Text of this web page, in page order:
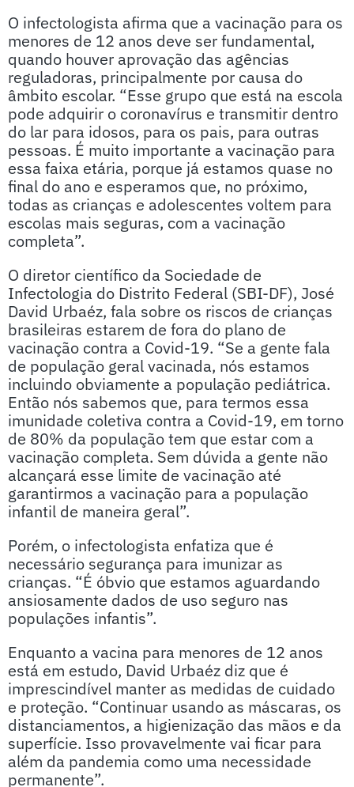
O infectologista afirma que a vacinação para os
menores de 12 anos deve ser fundamental,
quando houver aprovação das agências
reguladoras, principalmente por causa do
âmbito escolar. “Esse grupo que está na escola
pode adquirir o coronavírus e transmitir dentro
do lar para idosos, para os pais, para outras
pessoas. É muito importante a vacinação para
essa faixa etária, porque já estamos quase no
final do ano e esperamos que, no próximo,
todas as crianças e adolescentes voltem para
escolas mais seguras, com a vacinação
completa”.
O diretor científico da Sociedade de
Infectologia do Distrito Federal (SBI-DF), José
David Urbaéz, fala sobre os riscos de crianças
brasileiras estarem de fora do plano de
vacinação contra a Covid-19. “Se a gente fala
de população geral vacinada, nós estamos
incluindo obviamente a população pediátrica.
Então nós sabemos que, para termos essa
imunidade coletiva contra a Covid-19, em torno
de 80% da população tem que estar com a
vacinação completa. Sem dúvida a gente não
alcançará esse limite de vacinação até
garantirmos a vacinação para a população
infantil de maneira geral”.
Porém, o infectologista enfatiza que é
necessário segurança para imunizar as
crianças. “É óbvio que estamos aguardando
ansiosamente dados de uso seguro nas
populações infantis”.
Enquanto a vacina para menores de 12 anos
está em estudo, David Urbaéz diz que é
imprescindível manter as medidas de cuidado
e proteção. “Continuar usando as máscaras, os
distanciamentos, a higienização das mãos e da
superfície. Isso provavelmente vai ficar para
além da pandemia como uma necessidade
permanente”.